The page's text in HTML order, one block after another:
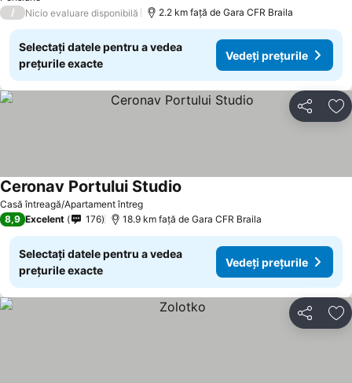
/ Nicio evaluare disponibilă 2.2 km faţă de Gara CFR Braila
Selectați datele pentru a vedea
prețurile exacte
Vedeți prețurile
Distribuiți
Casă întreagă/Apartament întreg
Ceronav Portului Studio
8,9 Excelent 176 18.9 km faţă de Gara CFR Braila
Selectați datele pentru a vedea
prețurile exacte
Vedeți prețurile
Distribuiți